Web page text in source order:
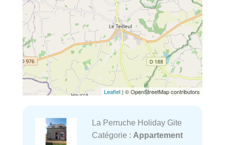
Leaflet | © OpenStreetMap contributors
La Perruche Holiday Gite
Catégorie : Appartement